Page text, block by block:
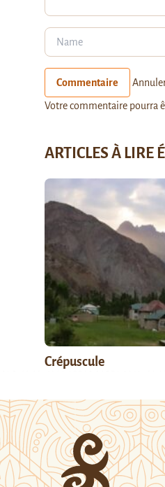
Commentaire
Votre commentaire pourra
ARTICLES À LIRE
Crépuscule